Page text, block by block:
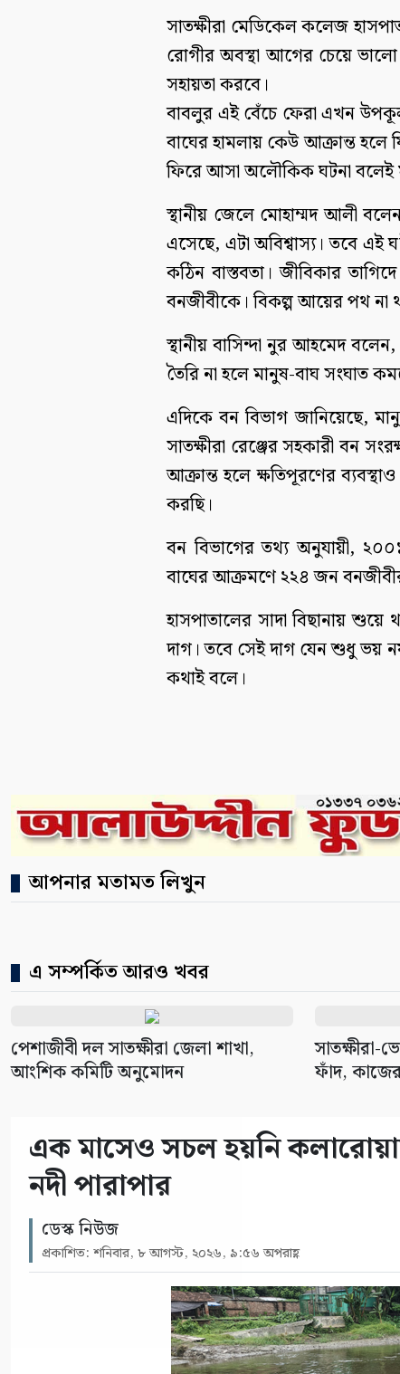
সাতক্ষীরা মেডিকেল কলেজ
রোগীর অবস্থা আগের চেয়ে
সহায়তা করবে।
বাবলুর এই বেঁচে ফেরা এখন
বাঘের হামলায় কেউ আক্রান্ত
ফিরে আসা অলৌকিক ঘটনা বলেই
স্থানীয় জেলে মোহাম্মদ আলী
এসেছে, এটা অবিশ্বাস্য। তবে
কঠিন বাস্তবতা। জীবিকার
বনজীবীকে। বিকল্প আয়ের পথ না
স্থানীয় বাসিন্দা নুর আহমেদ
তৈরি না হলে মানুষ-বাঘ সংঘাত
এদিকে বন বিভাগ জানিয়েছে,
সাতক্ষীরা রেঞ্জের সহকারী বন
আক্রান্ত হলে ক্ষতিপূরণের
করছি।
বন বিভাগের তথ্য অনুযায়ী,
বাঘের আক্রমণে ২২৪ জন
হাসপাতালের সাদা বিছানায়
দাগ। তবে সেই দাগ যেন শুধু ভয়
কথাই বলে।
আপনার মতামত লিখুন
এ সম্পর্কিত আরও খবর
পেশাজীবী দল সাতক্ষীরা জেলা শাখা,
আংশিক কমিটি অনুমোদন
সাতক্ষীরা-
ফাঁদ,
এক মাসেও সচল হয়নি
নদী পারাপার
ডেস্ক নিউজ
প্রকাশিত: শনিবার, ৮ আগস্ট, ২০২৬, ৯:৫৬ অপরাহ্ণ